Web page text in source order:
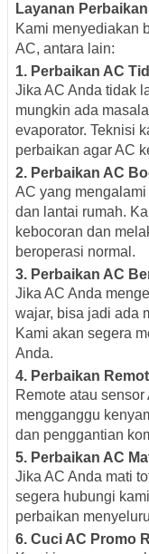
Layanan
Kami menyediakan
AC, antara lain:
1. Perbaikan AC
Jika AC Anda tidak
mungkin ada
evaporator. Teknisi
perbaikan agar AC
2. Perbaikan AC
AC yang
dan lantai rumah.
kebocoran dan
beroperasi normal.
3. Perbaikan AC
Jika AC Anda
wajar, bisa jadi ada
Kami akan segera
Anda.
4. Perbaikan
Remote atau
mengganggu
dan penggantian
5. Perbaikan AC
Jika AC Anda mati
segera hubungi
perbaikan
6. Cuci AC Promo